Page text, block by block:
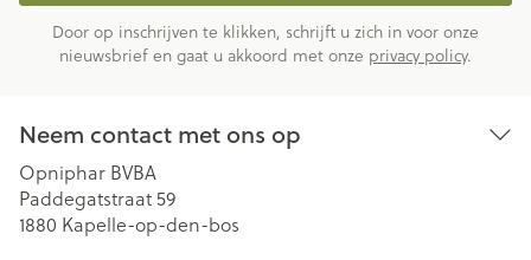
Door op inschrijven te klikken, schrijft u zich in voor onze
nieuwsbrief en gaat u akkoord met onze privacy policy.
Neem contact met ons op
Opniphar BVBA
Paddegatstraat 59
1880 Kapelle-op-den-bos